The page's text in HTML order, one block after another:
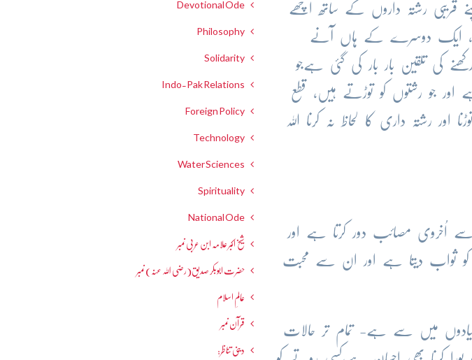
قریبی رشتہ داروں کے ساتھ اچھے
ایک دوسرے کے ہاں آنے
کی تلقین بار بار کی گئی ہےجو
اور جو رشتوں کو توڑتے ہیں، قطع
رشتہ داری کا لحاظ نہ کرنا اللہ
اُخروی مصائب دور کرتا ہے اور
کو ثواب دیتا ہے اور ان سے محبت
میں سے ہے- تمام تر حالات
Devotional Ode
Philosophy
Solidarity
Indo-Pak Relations
Foreign Policy
Technology
Water Sciences
Spirituality
National Ode
شیخ اکبر علامہ ابن عربی نمبر
حضرت ابوبکر صدیق(رضی اللہ عنہ) نمبر
عالمِ اسلام
قرآن نمبر
دینی تناظر: